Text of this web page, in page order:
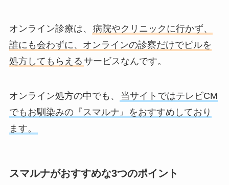
オンライン診療は、
病院やクリニックに行かず、
誰にも会わずに、オンラインの診察だけでピルを
処方してもらえる サービスなんです。
オンライン処方の中でも、
当サイトではテレビCM
でもお馴染みの『スマルナ』をおすすめしており
ます。
スマルナがおすすめな3つのポイント